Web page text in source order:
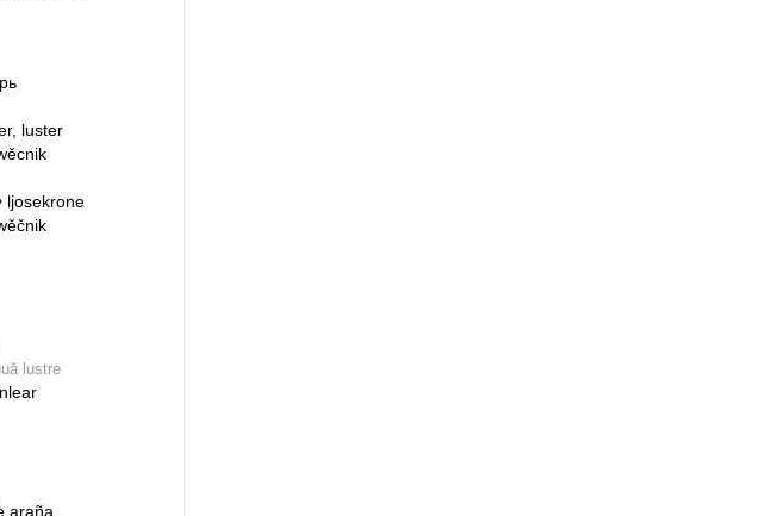
luster
ljosekrone
lustre
araña